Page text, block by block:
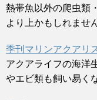
熱帯魚以外の爬虫類
より上かもしれません
季刊マリンアクアリ
アクアライフの海洋
やエビ類も飼い易く